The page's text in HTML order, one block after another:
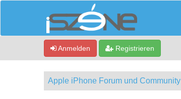
Anmelden Registrieren
Apple iPhone Forum und Community